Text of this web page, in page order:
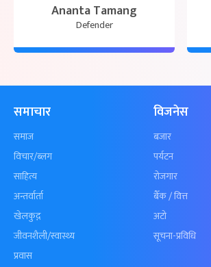
Ananta Tamang
Defender
समाचार
समाज
विचार/ब्लग
साहित्य
अन्तर्वार्ता
खेलकुद़़
जीवनशैली/स्वास्थ्य
प्रवास
विजनेस
बजार
पर्यटन
रोजगार
बैँक / वित्त
अटो
सूचना-प्रविधि